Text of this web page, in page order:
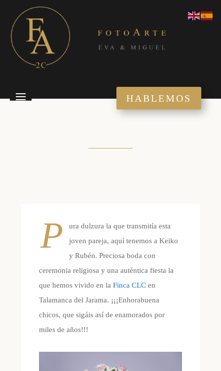
HABLEMOS
P
ura dulzura la que transmitía esta
joven pareja, aquí tenemos a Keiko
y Rubén. Preciosa boda con
ceremonia religiosa y una auténtica fiesta la
que hemos vivido en la Finca CLCen
Talamanca del Jarama. ¡¡¡Enhorabuena
chicos, que sigáis así de enamorados por
miles de años!!!